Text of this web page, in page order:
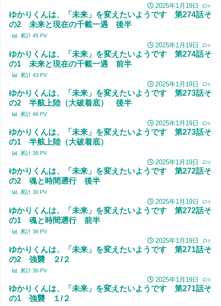
2025年1月19日 0
ゆかりくんは、「未来」を変えたいようです 第274話そ
の2 未来と現在の千載一遇 後半
累計 45 PV
2025年1月19日 0
ゆかりくんは、「未来」を変えたいようです 第274話そ
の1 未来と現在の千載一遇 前半
累計 43 PV
2025年1月19日 0
ゆかりくんは、「未来」を変えたいようです 第273話そ
の2 半舷上陸（大破着底） 後半
累計 46 PV
2025年1月19日 0
ゆかりくんは、「未来」を変えたいようです 第273話そ
の1 半舷上陸（大破着底）
累計 38 PV
2025年1月19日 0
ゆかりくんは、「未来」を変えたいようです 第272話そ
の2 魂と時間遡行 後半
累計 36 PV
2025年1月19日 0
ゆかりくんは、「未来」を変えたいようです 第272話そ
の1 魂と時間遡行 前半
累計 36 PV
2025年1月19日 0
ゆかりくんは、「未来」を変えたいようです 第271話そ
の2 強襲 ２/２
累計 36 PV
2025年1月19日 0
ゆかりくんは、「未来」を変えたいようです 第271話そ
の1 強襲 １/２